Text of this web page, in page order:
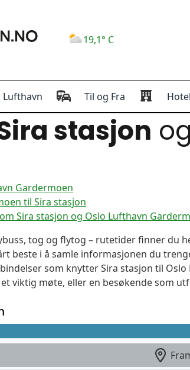
19,1° C
Lufthavn Til og Fra
stasjon og
Gardermoen
til Sira stasjon
Sira stasjon og Oslo Lufthavn
tog og flytog – rutetider finner
beste i å samle informasjonen du
som knytter Sira stasjon til
viktig møte, eller en besøkende som